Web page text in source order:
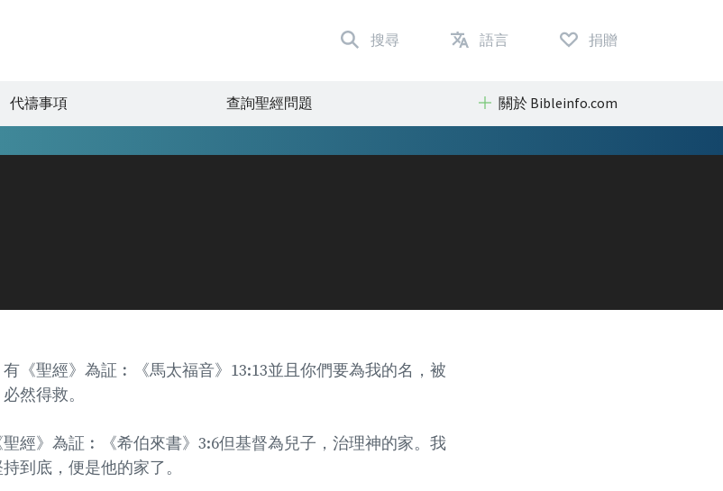
搜尋 語言 捐贈
代禱事項 查詢聖經問題 關於 Bibleinfo.com
《聖經》為証︰《馬太福音》13:13並且你們要為我的名，被
然得救。
經》為証︰《希伯來書》3:6但基督為兒子，治理神的家。我
到底，便是他的家了。